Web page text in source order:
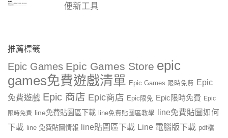
便新工具
推薦標籤
Epic Games Epic Games Store epic
games免費遊戲清單 Epic Games 限時免費 Epic
免費遊戲 Epic 商店 Epic商店 Epic限免 Epic限時免費 Epic
限時免費 line免費貼圖區下載 line免費貼圖區教學
line免費貼圖如何
下載
line 免費貼圖情報 line貼圖區下載 Line 電腦版下載 pdf檔